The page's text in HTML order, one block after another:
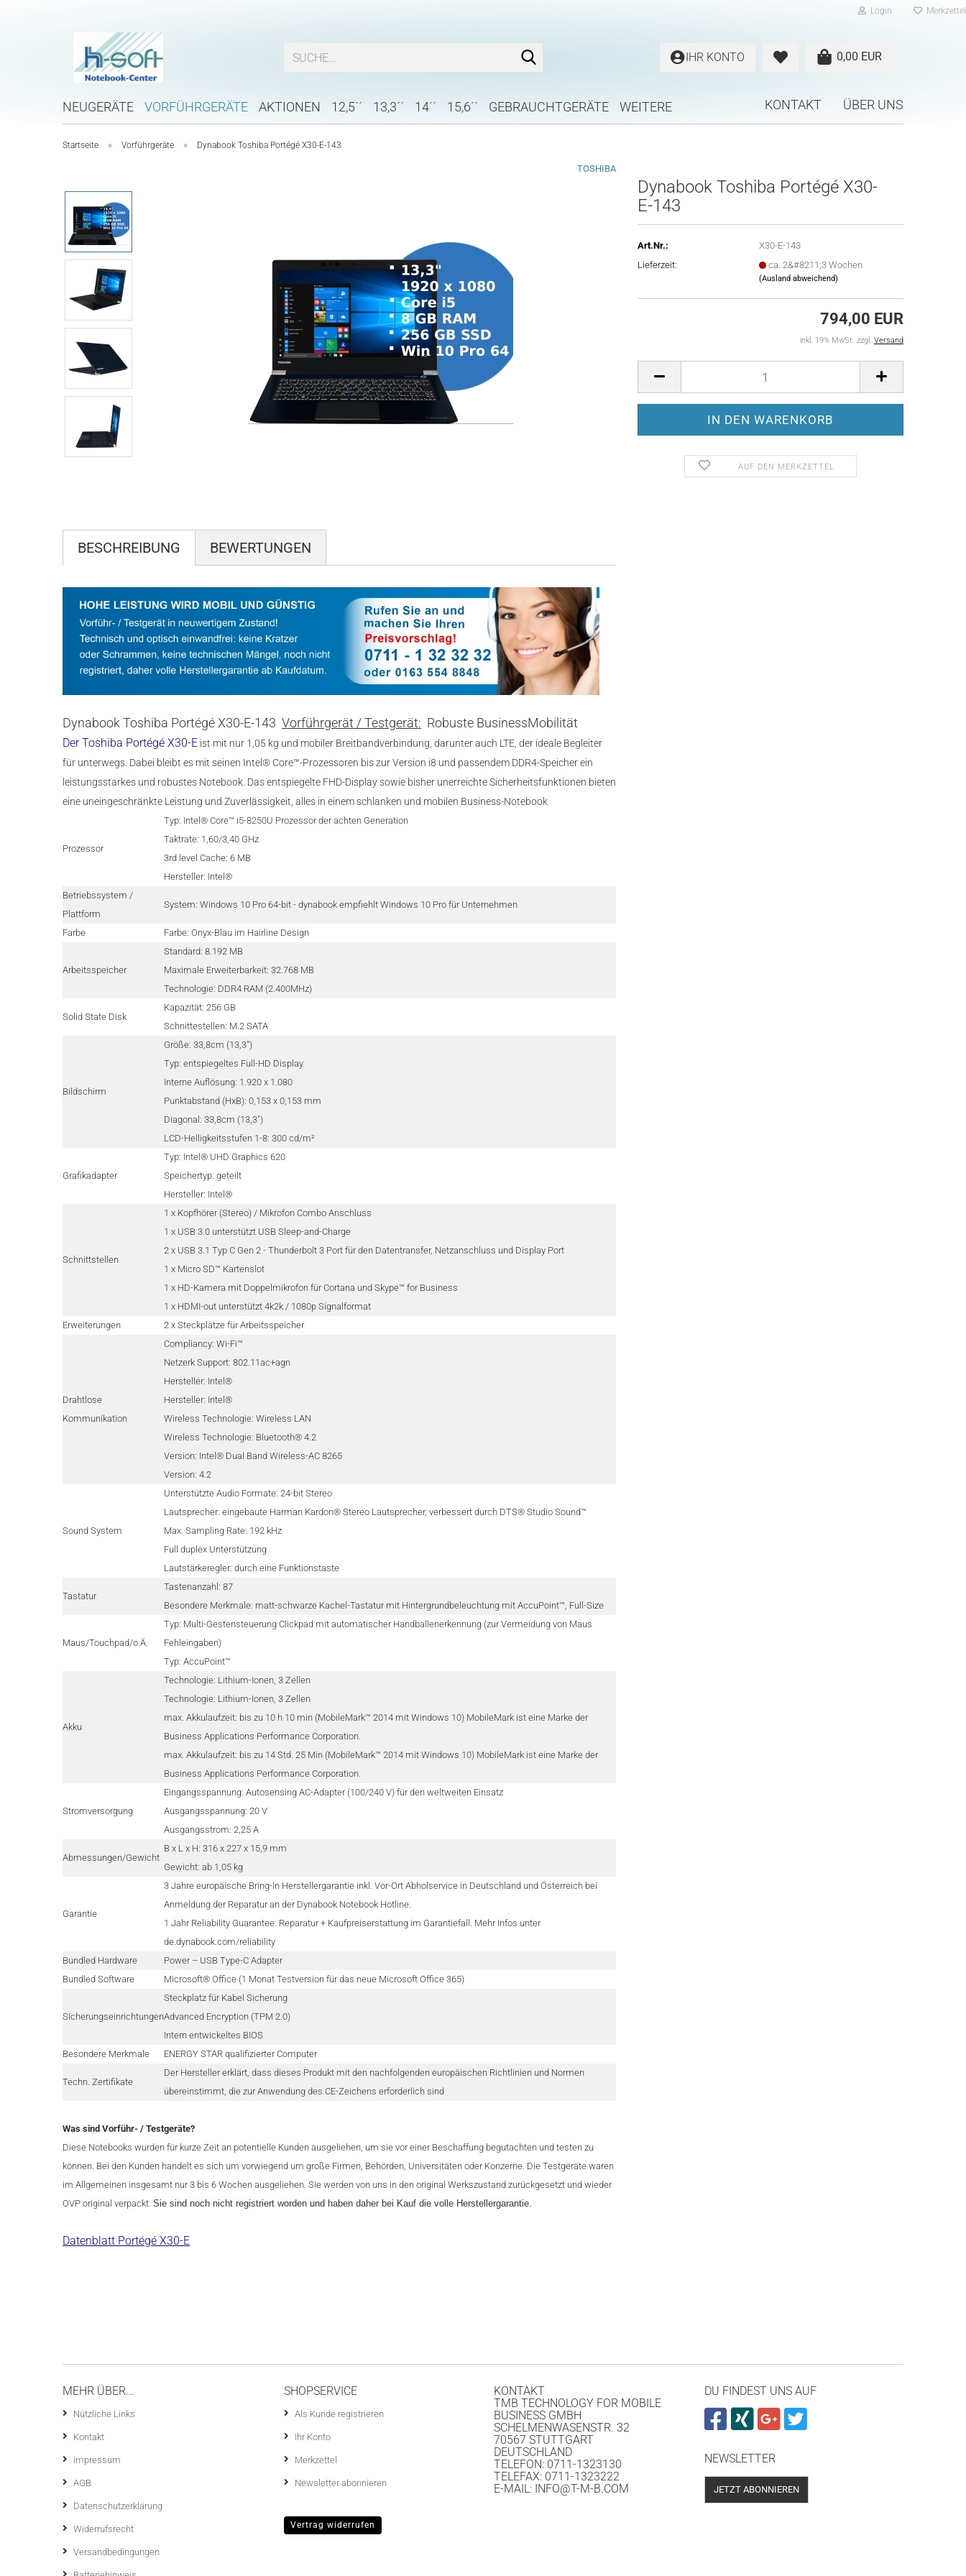
Login Merkzettel
0,00 EUR
IHR KONTO
NEUGERÄTE VORFÜHRGERÄTE AKTIONEN 12,5´´ 13,3´´ 14´´ 15,6´´ GEBRAUCHTGERÄTE KONTAKT ÜBER UNS
WEITERE
Startseite » Vorführgeräte » Dynabook Toshiba Portégé X30-E-143
TOSHIBA
Dynabook Toshiba Portégé X30-
E-143
Art.Nr.:
X30-E-143
Lieferzeit:
ca. 2&#8211;3 Wochen
(Ausland abweichend)
794,00 EUR
inkl. 19% MwSt. zzgl. Versand
AUF DEN MERKZETTEL
BESCHREIBUNG BEWERTUNGEN
Dynabook Toshiba Portégé X30-E-143 Vorführgerät / Testgerät: Robuste BusinessMobilität
Der Toshiba Portégé X30-E ist mit nur 1,05 kg und mobiler Breitbandverbindung, darunter auch LTE, der ideale Begleiter
für unterwegs. Dabei bleibt es mit seinen Intel® Core™-Prozessoren bis zur Version i8 und passendem DDR4-Speicher ein
leistungsstarkes und robustes Notebook. Das entspiegelte FHD-Display sowie bisher unerreichte Sicherheitsfunktionen bieten
eine uneingeschränkte Leistung und Zuverlässigkeit, alles in einem schlanken und mobilen Business-Notebook
Prozessor
Typ: Intel® Core™ i5-8250U Prozessor der achten Generation
Taktrate: 1,60/3,40 GHz
3rd level Cache: 6 MB
Hersteller: Intel®
Betriebssystem /
Plattform
System: Windows 10 Pro 64-bit - dynabook empfiehlt Windows 10 Pro für Unternehmen
Farbe Farbe: Onyx-Blau im Hairline Design
Arbeitsspeicher
Standard: 8.192 MB
Maximale Erweiterbarkeit: 32.768 MB
Technologie: DDR4 RAM (2.400MHz)
Solid State Disk
Kapazität: 256 GB
Schnittestellen: M.2 SATA
Bildschirm
Größe: 33,8cm (13,3")
Typ: entspiegeltes Full-HD Display
Interne Auflösung: 1.920 x 1.080
Punktabstand (HxB): 0,153 x 0,153 mm
Diagonal: 33,8cm (13,3")
LCD-Helligkeitsstufen 1-8: 300 cd/m²
Grafikadapter
Typ: Intel® UHD Graphics 620
Speichertyp: geteilt
Hersteller: Intel®
Schnittstellen
1 x Kopfhörer (Stereo) / Mikrofon Combo Anschluss
1 x USB 3.0 unterstützt USB Sleep-and-Charge
2 x USB 3.1 Typ C Gen 2 - Thunderbolt 3 Port für den Datentransfer, Netzanschluss und Display Port
1 x Micro SD™ Kartenslot
1 x HD-Kamera mit Doppelmikrofon für Cortana und Skype™ for Business
1 x HDMI-out unterstützt 4k2k / 1080p Signalformat
Erweiterungen
2 x Steckplätze für Arbeitsspeicher
Drahtlose
Kommunikation
Compliancy: Wi-Fi™
Netzerk Support: 802.11ac+agn
Hersteller: Intel®
Hersteller: Intel®
Wireless Technologie: Wireless LAN
Wireless Technologie: Bluetooth® 4.2
Version: Intel® Dual Band Wireless-AC 8265
Version: 4.2
Sound System
Unterstützte Audio Formate: 24-bit Stereo
Lautsprecher: eingebaute Harman Kardon® Stereo Lautsprecher, verbessert durch DTS® Studio Sound™
Max. Sampling Rate: 192 kHz
Full duplex Unterstützung
Lautstärkeregler: durch eine Funktionstaste
Tastatur
Tastenanzahl: 87
Besondere Merkmale: matt-schwarze Kachel-Tastatur mit Hintergrundbeleuchtung mit AccuPoint™, Full-Size
Maus/Touchpad/o.Ä.
Typ: Multi-Gestensteuerung Clickpad mit automatischer Handballenerkennung (zur Vermeidung von Maus
Fehleingaben)
Typ: AccuPoint™
Akku
Technologie: Lithium-Ionen, 3 Zellen
Technologie: Lithium-Ionen, 3 Zellen
max. Akkulaufzeit: bis zu 10 h 10 min (MobileMark™ 2014 mit Windows 10) MobileMark ist eine Marke der
Business Applications Performance Corporation.
max. Akkulaufzeit: bis zu 14 Std. 25 Min (MobileMark™ 2014 mit Windows 10) MobileMark ist eine Marke der
Business Applications Performance Corporation.
Stromversorgung
Eingangsspannung: Autosensing AC-Adapter (100/240 V) für den weltweiten Einsatz
Ausgangsspannung: 20 V
Ausgangsstrom: 2,25 A
Abmessungen/Gewicht
B x L x H: 316 x 227 x 15,9 mm
Gewicht: ab 1,05 kg
Garantie
3 Jahre europäische Bring-In Herstellergarantie inkl. Vor-Ort Abholservice in Deutschland und Österreich bei
Anmeldung der Reparatur an der Dynabook Notebook Hotline.
1 Jahr Reliability Guarantee: Reparatur + Kaufpreiserstattung im Garantiefall. Mehr Infos unter
de.dynabook.com/reliability
Bundled Hardware
Power – USB Type-C Adapter
Bundled Software
Microsoft® Office (1 Monat Testversion für das neue Microsoft Office 365)
Sicherungseinrichtungen
Steckplatz für Kabel Sicherung
Advanced Encryption (TPM 2.0)
Intern entwickeltes BIOS
Besondere Merkmale
ENERGY STAR qualifizierter Computer
Techn. Zertifikate
Der Hersteller erklärt, dass dieses Produkt mit den nachfolgenden europäischen Richtlinien und Normen
übereinstimmt, die zur Anwendung des CE-Zeichens erforderlich sind
Was sind Vorführ- / Testgeräte?
Diese Notebooks wurden für kurze Zeit an potentielle Kunden ausgeliehen, um sie vor einer Beschaffung begutachten und testen zu
können. Bei den Kunden handelt es sich um vorwiegend um große Firmen, Behörden, Universitäten oder Konzerne. Die Testgeräte waren
im Allgemeinen insgesamt nur 3 bis 6 Wochen ausgeliehen. Sie werden von uns in den original Werkszustand zurückgesetzt und wieder
OVP original verpackt. Sie sind noch nicht registriert worden und haben daher bei Kauf die volle Herstellergarantie.
Datenblatt Portégé X30-E
MEHR ÜBER...
Nützliche Links
Kontakt
Impressum
AGB
Datenschutzerklärung
Widerrufsrecht
Versandbedingungen
SHOPSERVICE
Als Kunde registrieren
Ihr Konto
Merkzettel
Newsletter abonnieren
KONTAKT
TMB TECHNOLOGY FOR MOBILE
BUSINESS GMBH
SCHELMENWASENSTR. 32
70567 STUTTGART
DEUTSCHLAND
TELEFON: 0711-1323130
TELEFAX: 0711-1323222
E-MAIL: INFO@T-M-B.COM
DU FINDEST UNS AUF
NEWSLETTER
JETZT ABONNIEREN
Vertrag widerrufen